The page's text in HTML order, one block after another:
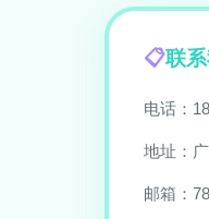
联
电话：
地址：
邮箱：